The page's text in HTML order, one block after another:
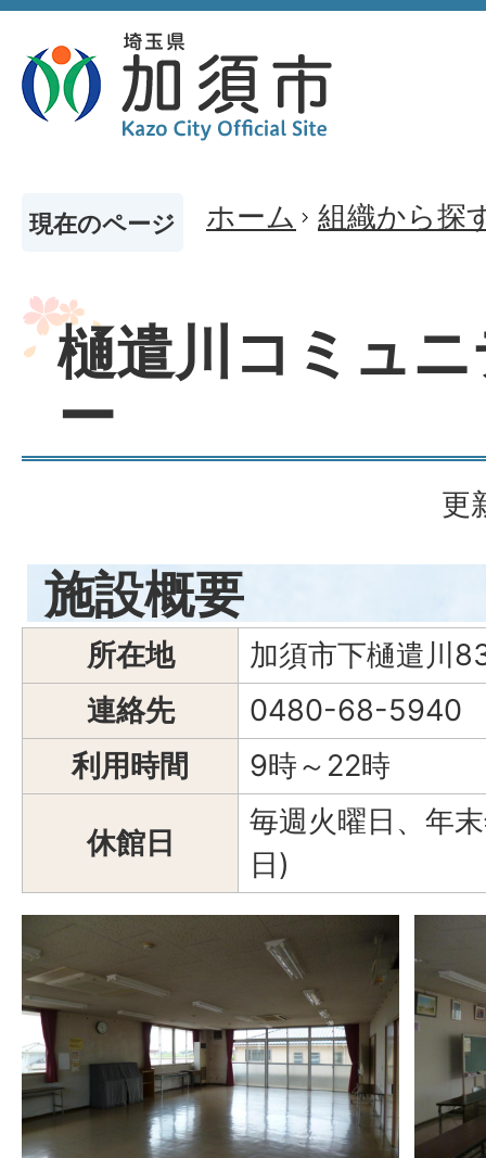
現在のページ ホーム 組織から探
樋遣川コミュ
ー
更
施設概要
所在地
加須市下樋遣川
連絡先
0480-68-5940
利用時間
9時～22時
休館日
毎週火曜日、年
日)